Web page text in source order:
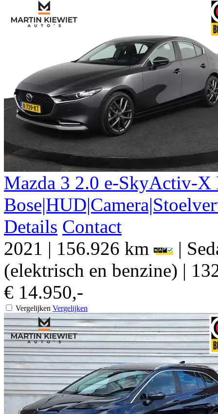
Mazda 3 2.0 e-SkyActiv-
Details Contact
2021 | 156.926 km |
(elektrisch en benzine) |
€ 14.950,-
Vergelijken Vergelijken